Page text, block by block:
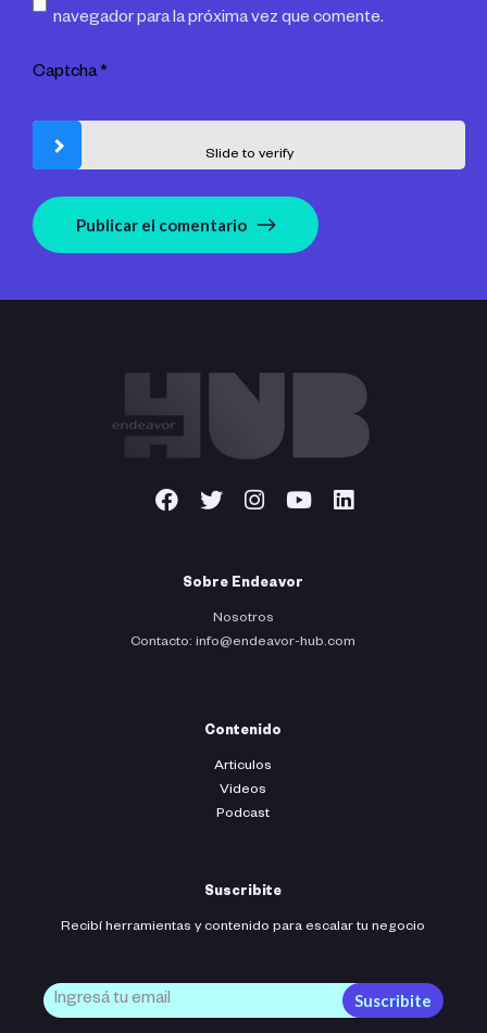
navegador para la próxima vez que comente.
Captcha*
Slide to verify
Publicar el comentario
Sobre Endeavor
Nosotros
Contacto: info@endeavor-hub.com
Contenido
Articulos
Videos
Podcast
Suscribite
Recibí herramientas y contenido para escalar tu negocio
Suscribite